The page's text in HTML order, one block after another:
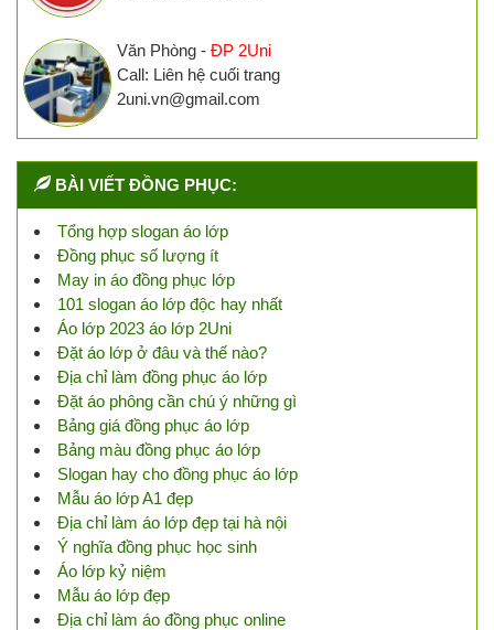
Văn Phòng - ĐP 2Uni
Call: Liên hệ cuối trang
2uni.vn@gmail.com
BÀI VIẾT ĐỒNG PHỤC:
Tổng hợp slogan áo lớp
Đồng phục số lượng ít
May in áo đồng phục lớp
101 slogan áo lớp độc hay nhất
Áo lớp 2023 áo lớp 2Uni
Đặt áo lớp ở đâu và thế nào?
Địa chỉ làm đồng phục áo lớp
Đặt áo phông cần chú ý những gì
Bảng giá đồng phục áo lớp
Bảng màu đồng phục áo lớp
Slogan hay cho đồng phục áo lớp
Mẫu áo lớp A1 đẹp
Địa chỉ làm áo lớp đẹp tại hà nội
Ý nghĩa đồng phục học sinh
Áo lớp kỷ niệm
Mẫu áo lớp đẹp
Địa chỉ làm áo đồng phục online